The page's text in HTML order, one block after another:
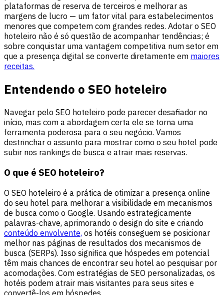
plataformas de reserva de terceiros e melhorar as
margens de lucro — um fator vital para estabelecimentos
menores que competem com grandes redes. Adotar o SEO
hoteleiro não é só questão de acompanhar tendências; é
sobre conquistar uma vantagem competitiva num setor em
que a presença digital se converte diretamente em maiores
receitas.
Entendendo o SEO hoteleiro
Navegar pelo SEO hoteleiro pode parecer desafiador no
início, mas com a abordagem certa ele se torna uma
ferramenta poderosa para o seu negócio. Vamos
destrinchar o assunto para mostrar como o seu hotel pode
subir nos rankings de busca e atrair mais reservas.
O que é SEO hoteleiro?
O SEO hoteleiro é a prática de otimizar a presença online
do seu hotel para melhorar a visibilidade em mecanismos
de busca como o Google. Usando estrategicamente
palavras-chave, aprimorando o design do site e criando
conteúdo envolvente, os hotéis conseguem se posicionar
melhor nas páginas de resultados dos mecanismos de
busca (SERPs). Isso significa que hóspedes em potencial
têm mais chances de encontrar seu hotel ao pesquisar por
acomodações. Com estratégias de SEO personalizadas, os
hotéis podem atrair mais visitantes para seus sites e